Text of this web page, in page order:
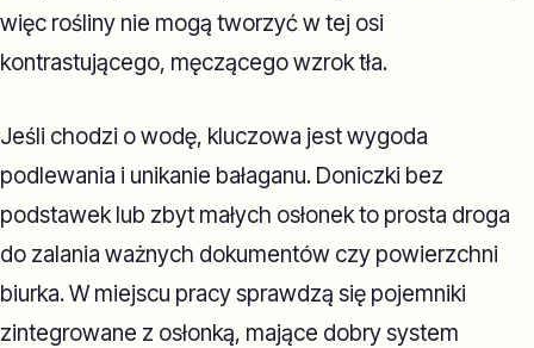
więc rośliny nie mogą tworzyć w tej osi
kontrastującego, męczącego wzrok tła.
Jeśli chodzi o wodę, kluczowa jest wygoda
podlewania i unikanie bałaganu. Doniczki bez
podstawek lub zbyt małych osłonek to prosta droga
do zalania ważnych dokumentów czy powierzchni
biurka. W miejscu pracy sprawdzą się pojemniki
zintegrowane z osłonką, mające dobry system